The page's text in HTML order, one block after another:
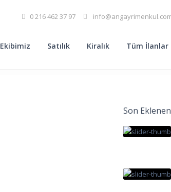
0 216 462 37 97
Ekibimiz Satılık Kiralık Tüm İlanlar
Son